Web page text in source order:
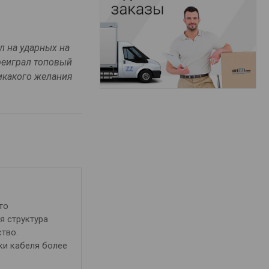
на ударных на
топовый
желания
структура
кабеля более